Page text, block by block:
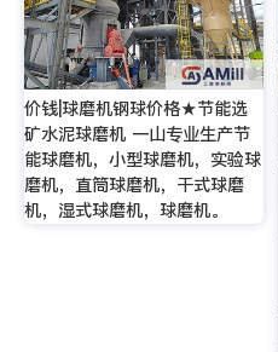
价钱|球磨机钢球价格★节能选
矿水泥球磨机 一山专业生产节
能球磨机，小型球磨机，实验球
磨机，直筒球磨机，干式球磨
机，湿式球磨机，球磨机。